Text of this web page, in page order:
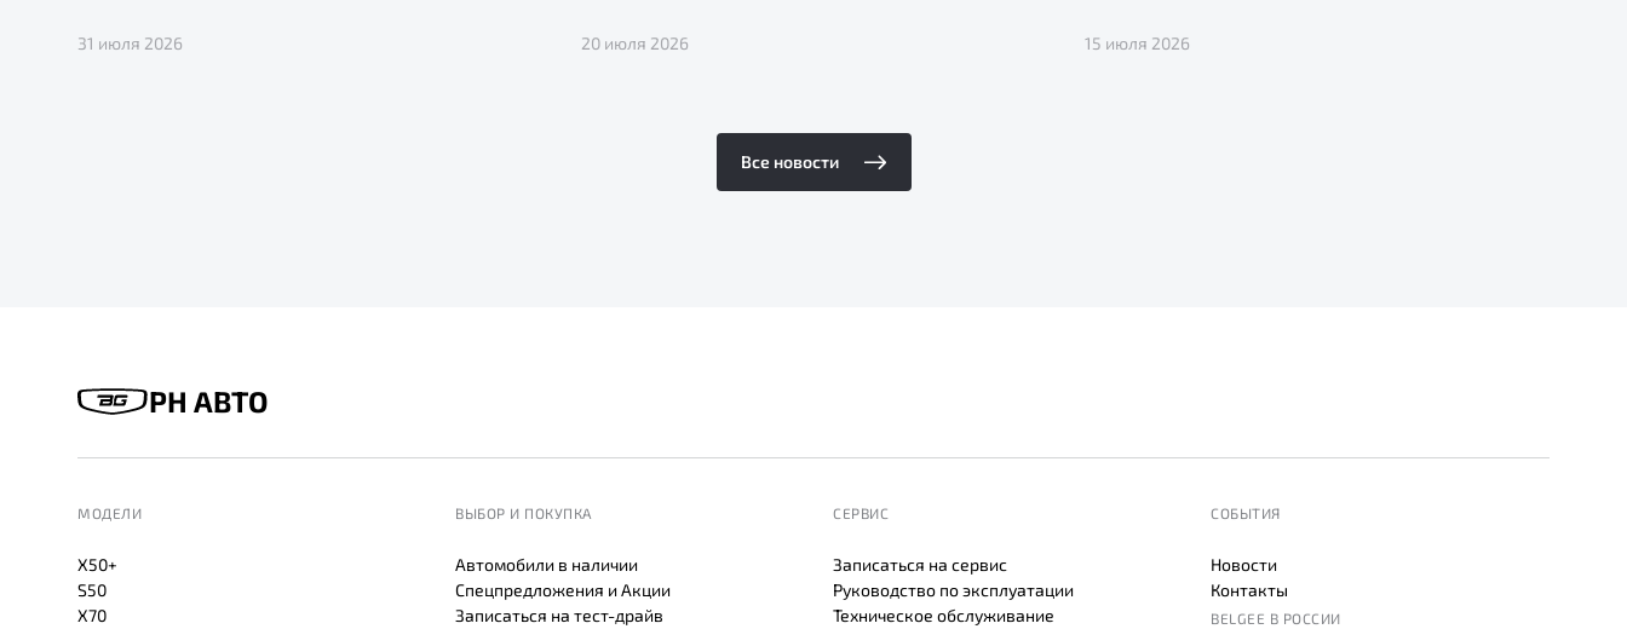
31 июля 2026 20 июля 2026 15 июля 2026
Все новости
РН АВТО
МОДЕЛИ
X50+
S50
X70
ВЫБОР И ПОКУПКА
Автомобили в наличии
Спецпредложения и Акции
Записаться на тест-драйв
СЕРВИС
Записаться на сервис
Руководство по эксплуатации
Техническое обслуживание
СОБЫТИЯ
Новости
Контакты
BELGEE В РОССИИ